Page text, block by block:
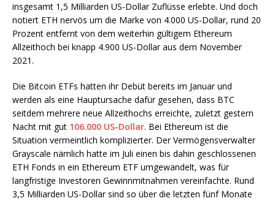
insgesamt 1,5 Milliarden US-Dollar Zuflüsse erlebte. Und doch
notiert ETH nervös um die Marke von 4.000 US-Dollar, rund 20
Prozent entfernt von dem weiterhin gültigem Ethereum
Allzeithoch bei knapp 4.900 US-Dollar aus dem November
2021.
Die Bitcoin ETFs hatten ihr Debüt bereits im Januar und
werden als eine Hauptursache dafür gesehen, dass BTC
seitdem mehrere neue Allzeithochs erreichte, zuletzt gestern
Nacht mit gut 106.000 US-Dollar. Bei Ethereum ist die
Situation vermeintlich komplizierter. Der Vermögensverwalter
Grayscale nämlich hatte im Juli einen bis dahin geschlossenen
ETH Fonds in ein Ethereum ETF umgewandelt, was für
langfristige Investoren Gewinnmitnahmen vereinfachte. Rund
3,5 Milliarden US-Dollar sind so über die letzten fünf Monate